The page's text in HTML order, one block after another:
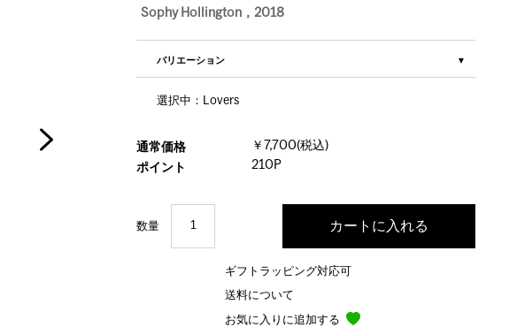
Sophy Hollington，2018
バリエーション
選択中：Lovers
通常価格
￥7,700(税込)
ポイント
210P
数量
ギフトラッピング対応可
送料について
お気に入りに追加する